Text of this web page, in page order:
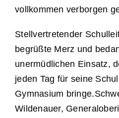
vollkommen verborgen
Stellvertretender
begrüßte Merz und
unermüdlichen Einsatz,
jeden Tag für seine
Gymnasium
Wildenauer,